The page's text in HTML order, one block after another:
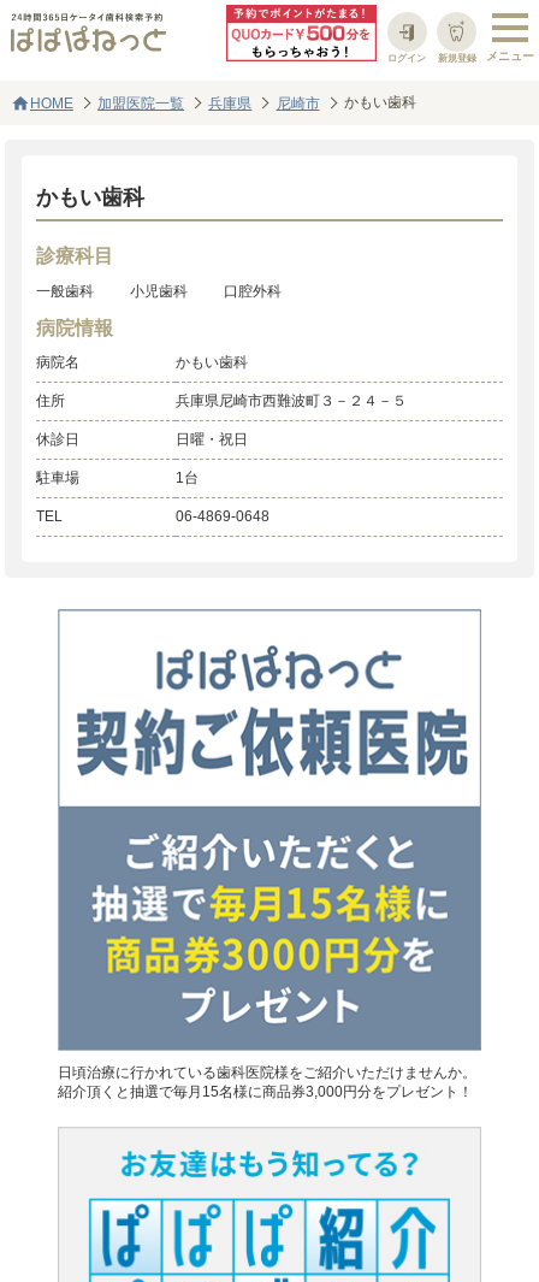
新規登録
ログイン
homeHOME 加盟医院一覧 兵庫県 尼崎市 かもい歯科
かもい歯科
診療科目
一般歯科 小児歯科 口腔外科
病院情報
病院名 かもい歯科
住所 兵庫県尼崎市西難波町３－２４－５
休診日 日曜・祝日
駐車場 1台
TEL 06-4869-0648
日頃治療に行かれている歯科医院様をご紹介いただけませんか。
紹介頂くと抽選で毎月15名様に商品券3,000円分をプレゼント！